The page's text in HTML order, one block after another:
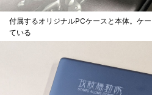
付属するオリジナルPCケースと本体。ケ
ている